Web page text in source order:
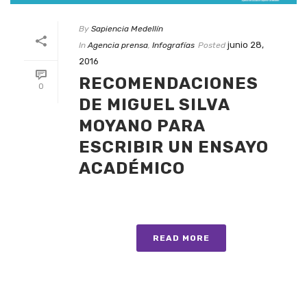
0
By Sapiencia Medellín
In Agencia prensa, Infografías Posted junio 28,
2016
RECOMENDACIONES
DE MIGUEL SILVA
MOYANO PARA
ESCRIBIR UN ENSAYO
ACADÉMICO
READ MORE